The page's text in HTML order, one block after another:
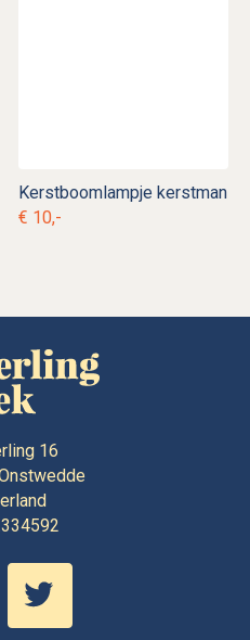
Kerstboomlampje kerstman
€ 10,-
16